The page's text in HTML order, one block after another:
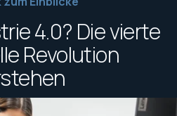
4.0? Die vierte
Revolution